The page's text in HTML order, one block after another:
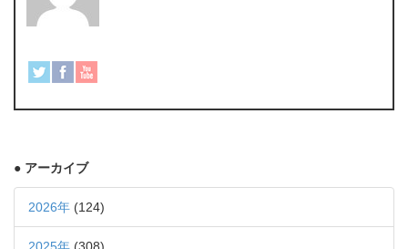
● アーカイブ
2026年 (124)
2025年 (308)